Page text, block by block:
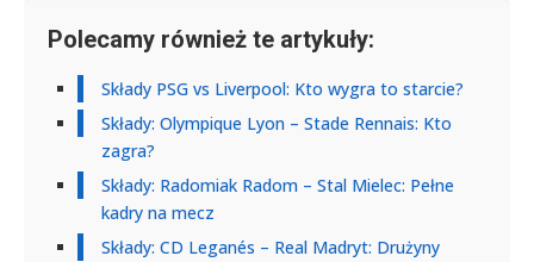
Polecamy również te artykuły:
Składy PSG vs Liverpool: Kto wygra to starcie?
Składy: Olympique Lyon – Stade Rennais: Kto
zagra?
Składy: Radomiak Radom – Stal Mielec: Pełne
kadry na mecz
Składy: CD Leganés – Real Madryt: Drużyny